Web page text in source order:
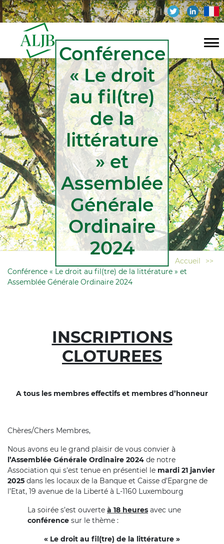
Aller
au
principal
Menu
compte
de
l'utilisateur
Se connecter
Navigation
principale
Conférence
« Le droit
au fil(tre)
de la
littérature
» et
Assemblée
Générale
Ordinaire
2024
Accueil
>>
Conférence « Le droit au fil(tre) de la littérature » et
Assemblée Générale Ordinaire 2024
INSCRIPTIONS
CLOTUREES
A tous les membres effectifs et membres d’honneur
Chères/Chers Membres,
Nous avons eu le grand plaisir de vous convier à
l’Assemblée Générale Ordinaire 2024 de notre
Association qui s'est tenue en présentiel le mardi 21 janvier
2025 dans les locaux de la Banque et Caisse d’Epargne de
l’Etat, 19 avenue de la Liberté à L-1160 Luxembourg
La soirée s’est ouverte à 18 heures avec une
conférence sur le thème :
« Le droit au fil(tre) de la littérature »